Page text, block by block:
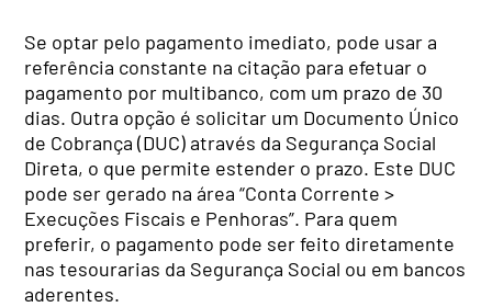
Se optar pelo pagamento imediato, pode usar a
referência constante na citação para efetuar o
pagamento por multibanco, com um prazo de 30
dias. Outra opção é solicitar um Documento Único
de Cobrança (DUC) através da Segurança Social
Direta, o que permite estender o prazo. Este DUC
pode ser gerado na área “Conta Corrente >
Execuções Fiscais e Penhoras”. Para quem
preferir, o pagamento pode ser feito diretamente
nas tesourarias da Segurança Social ou em bancos
aderentes.